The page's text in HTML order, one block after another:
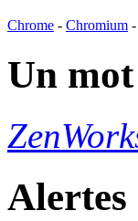
Chrome - Chromium -
Un